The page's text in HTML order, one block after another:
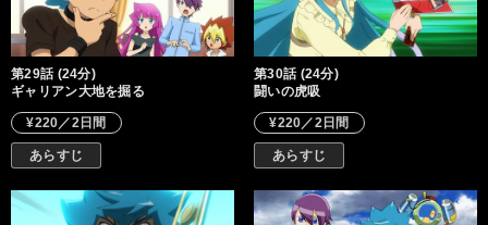
第29話 (24分)
ギャリアン大地を掘る
¥220／2日間
あらすじ
第30話 (24分)
闘いの虎吸
¥220／2日間
あらすじ